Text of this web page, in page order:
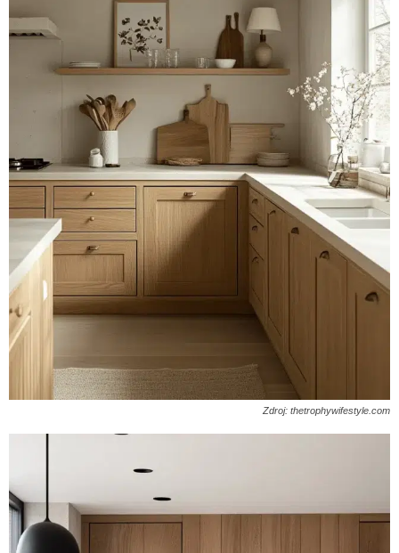
Zdroj: thetrophywifestyle.com